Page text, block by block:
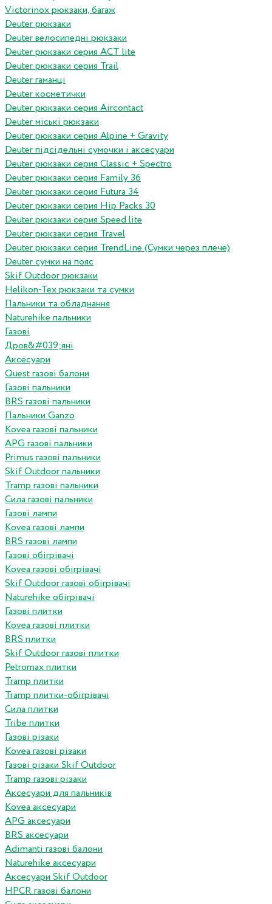
Victorinox рюкзаки, багаж
Deuter рюкзаки
Deuter велосипедні рюкзаки
Deuter рюкзаки серия ACT lite
Deuter рюкзаки серия Trail
Deuter гаманці
Deuter косметички
Deuter рюкзаки серия Aircontact
Deuter міські рюкзаки
Deuter рюкзаки серия Alpine + Gravity
Deuter підсідельні сумочки і аксесуари
Deuter рюкзаки серия Classic + Spectro
Deuter рюкзаки серия Family 36
Deuter рюкзаки серия Futura 34
Deuter рюкзаки серия Hip Packs 30
Deuter рюкзаки серия Speed lite
Deuter рюкзаки серия Travel
Deuter рюкзаки серия TrendLine (Сумки через плече)
Deuter сумки на пояс
Skif Outdoor рюкзаки
Helikon-Tex рюкзаки та сумки
Пальники та обладнання
Naturehike пальники
Газові
Дров&#039;яні
Аксесуари
Quest газові балони
Газові пальники
BRS газові пальники
Пальники Ganzo
Kovea газові пальники
APG газові пальники
Primus газові пальники
Skif Outdoor пальники
Tramp газові пальники
Сила газові пальники
Газові лампи
Kovea газові лампи
BRS газові лампи
Газові обігрівачі
Kovea газові обігрівачі
Skif Outdoor газові обігрівачі
Naturehike обігрівачі
Газові плитки
Kovea газові плитки
BRS плитки
Skif Outdoor газові плитки
Petromax плитки
Tramp плитки
Tramp плитки-обігрівачі
Сила плитки
Tribe плитки
Газові різаки
Kovea газові різаки
Газові різаки Skif Outdoor
Tramp газові різаки
Аксесуари для пальників
Kovea аксесуари
APG аксесуари
BRS аксесуари
Adimanti газові балони
Naturehike аксесуари
Аксесуари Skif Outdoor
HPCR газові балони